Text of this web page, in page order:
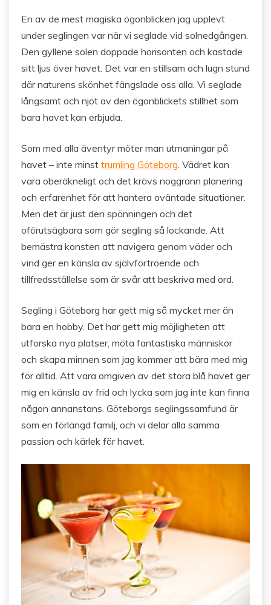
En av de mest magiska ögonblicken jag upplevt
under seglingen var när vi seglade vid solnedgången.
Den gyllene solen doppade horisonten och kastade
sitt ljus över havet. Det var en stillsam och lugn stund
där naturens skönhet fängslade oss alla. Vi seglade
långsamt och njöt av den ögonblickets stillhet som
bara havet kan erbjuda.
Som med alla äventyr möter man utmaningar på
havet – inte minst trumling Göteborg. Vädret kan
vara oberäkneligt och det krävs noggrann planering
och erfarenhet för att hantera oväntade situationer.
Men det är just den spänningen och det
oförutsägbara som gör segling så lockande. Att
bemästra konsten att navigera genom väder och
vind ger en känsla av självförtroende och
tillfredsställelse som är svår att beskriva med ord.
Segling i Göteborg har gett mig så mycket mer än
bara en hobby. Det har gett mig möjligheten att
utforska nya platser, möta fantastiska människor
och skapa minnen som jag kommer att bära med mig
för alltid. Att vara omgiven av det stora blå havet ger
mig en känsla av frid och lycka som jag inte kan finna
någon annanstans. Göteborgs seglingssamfund är
som en förlängd familj, och vi delar alla samma
passion och kärlek för havet.